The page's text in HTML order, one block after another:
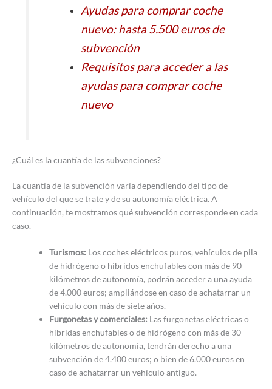
Ayudas para comprar coche
nuevo: hasta 5.500 euros de
subvención
Requisitos para acceder a las
ayudas para comprar coche
nuevo
¿Cuál es la cuantía de las subvenciones?
La cuantía de la subvención varía dependiendo del tipo de
vehículo del que se trate y de su autonomía eléctrica. A
continuación, te mostramos qué subvención corresponde en cada
caso.
Turismos: Los coches eléctricos puros, vehículos de pila
de hidrógeno o híbridos enchufables con más de 90
kilómetros de autonomía, podrán acceder a una ayuda
de 4.000 euros; ampliándose en caso de achatarrar un
vehículo con más de siete años.
Furgonetas y comerciales: Las furgonetas eléctricas o
híbridas enchufables o de hidrógeno con más de 30
kilómetros de autonomía, tendrán derecho a una
subvención de 4.400 euros; o bien de 6.000 euros en
caso de achatarrar un vehículo antiguo.